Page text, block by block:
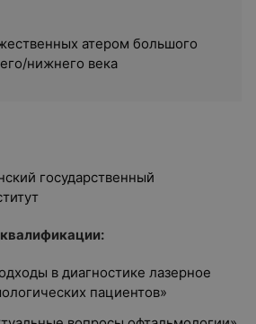
атером большого
нижнего века
государственный
в диагностике лазерное
пациентов»